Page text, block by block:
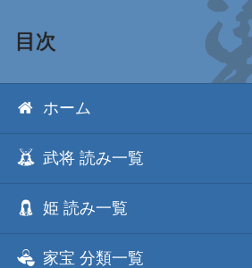
目次
ホーム
武将 読み一覧
姫 読み一覧
家宝 分類一覧